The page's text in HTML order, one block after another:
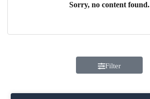
Sorry, no content found.
Filter